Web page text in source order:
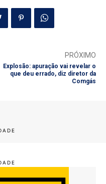
PRÓXIMO
Explosão: apuração vai revelar o
que deu errado, diz diretor da
Comgás